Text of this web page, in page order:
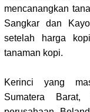
mencanangkan
Sangkar dan
setelah harga
tanaman kopi.
Kerinci yang
Sumatera Barat,